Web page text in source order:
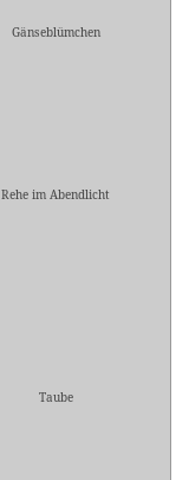
Gänseblümchen
Rehe im Abendlicht
Taube